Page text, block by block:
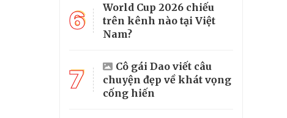
6
World Cup 2026 chiếu
trên kênh nào tại Việt
Nam?
7
Cô gái Dao viết câu
chuyện đẹp về khát vọng
cống hiến